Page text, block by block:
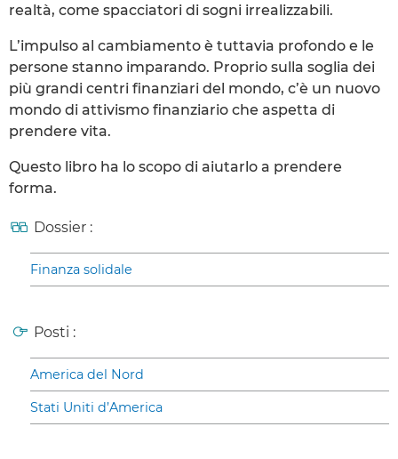
realtà, come spacciatori di sogni irrealizzabili.
L’impulso al cambiamento è tuttavia profondo e le
persone stanno imparando. Proprio sulla soglia dei
più grandi centri finanziari del mondo, c’è un nuovo
mondo di attivismo finanziario che aspetta di
prendere vita.
Questo libro ha lo scopo di aiutarlo a prendere
forma.
Dossier :
Finanza solidale
Posti :
America del Nord
Stati Uniti d’America